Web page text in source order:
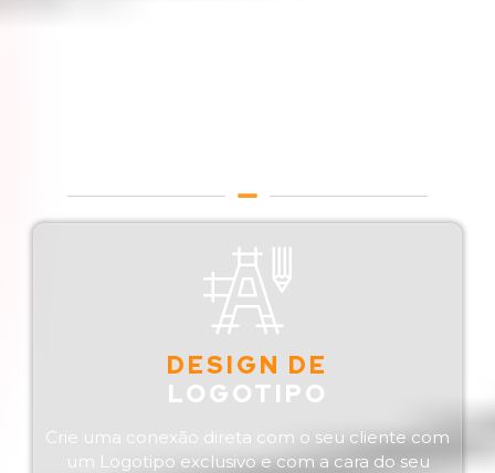
DESIGN DE
LOGOTIPO
Crie uma conexão direta com o seu cliente com
um Logotipo exclusivo e com a cara do seu